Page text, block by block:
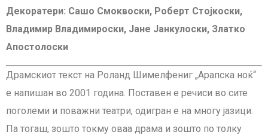
Декоратери: Сашо Смоквоски, Роберт Стојкоски,
Владимир Владимироски, Јане Јанкулоски, Златко
Апостолоски
Драмскиот текст на Роланд Шимелфениг „Арапска ноќ“
е напишан во 2001 година. Поставен е речиси во сите
поголеми и поважни театри, одигран е на многу јазици.
Па тогаш, зошто токму оваа драма и зошто по толку